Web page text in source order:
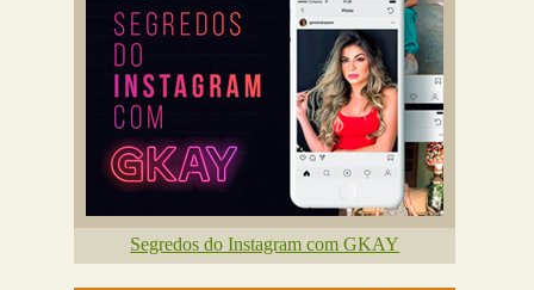
Segredos do Instagram com GKAY